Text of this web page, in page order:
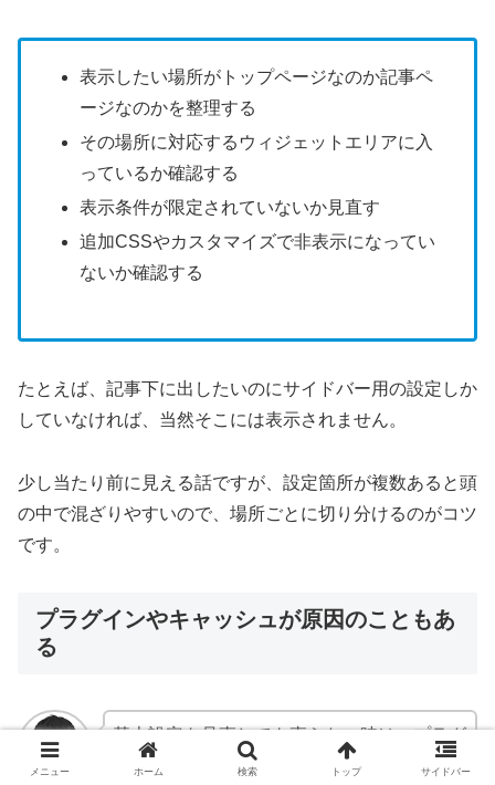
表示したい場所がトップページなのか記事ペ
ージなのかを整理する
その場所に対応するウィジェットエリアに入
っているか確認する
表示条件が限定されていないか見直す
追加CSSやカスタマイズで非表示になってい
ないか確認する
たとえば、記事下に出したいのにサイドバー用の設定しか
していなければ、当然そこには表示されません。
少し当たり前に見える話ですが、設定箇所が複数あると頭
の中で混ざりやすいので、場所ごとに切り分けるのがコツ
です。
プラグインやキャッシュが原因のこともあ
る
基本設定を見直しても直らない時は、プラグ
インや高速化設定の影響も考えます。ここは
メニュー ホーム 検索 トップ サイドバー